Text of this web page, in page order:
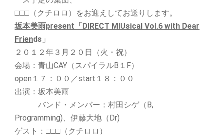
□□□（クチロロ）をお迎えしてお送りします。
坂本美雨present「DIRECT MIUsical Vol.6 with Dear
Friends」
２０１２年３月２０日（火・祝）
会場：青山CAY（スパイラルB１F）
open１７：００／start１８：００
出演：坂本美雨
バンド・メンバー：村田シゲ（B,
Programming)、伊藤大地（Dr)
ゲスト：□□□（クチロロ）